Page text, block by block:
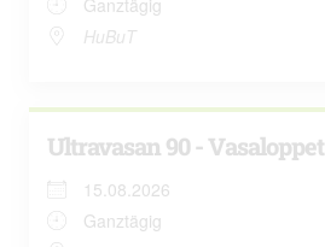
Ganztägig
HuBuT
Ultravasan 90 - Vasaloppet
15.08.2026
Ganztägig